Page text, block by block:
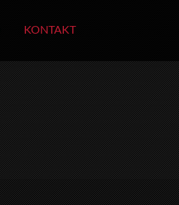
KONTAKT